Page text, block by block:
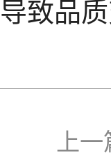
导致品
上一